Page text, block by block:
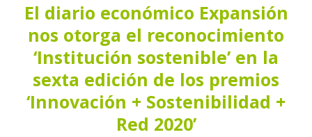
El diario económico Expansión
nos otorga el reconocimiento
‘Institución sostenible’ en la
sexta edición de los premios
‘Innovación + Sostenibilidad +
Red 2020’